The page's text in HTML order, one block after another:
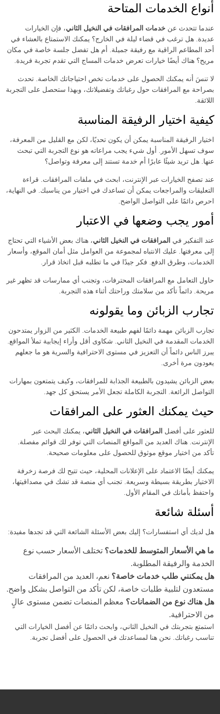
أنواع الخدمات المتاحة
عندما تتحدث عن خدمات المرافقات في النخيل الثاني، فإن الخيارات
عديدة. هل ترغب في قضاء ليلة في الخارج؟ يمكنك الاستمتاع بالعشاء في
أحد المطاعم الراقية مع رفيقة جميلة. أم هل تفضل جلسة خاصة في مكان
مريح؟ هناك أيضًا خيارات تعرض خدمات المساج التي تقدم تجربة فريدة.
لا تنسَ أنه يمكنك الحصول على خدمات تخص احتياجاتك الخاصة. تحدث
بصراحة مع المرافقات حول رغباتك وتفضيلاتك، وبهذا ستحصل على التجربة
اللائقة.
كيفية اختيار الرفيقة المناسبة
اختيار الرفيقة المناسبة يمكن أن يكون تحديًا، لكن مع القليل من المعرفة،
سوف تسهل الأمور. أول شيء يجب مراعاته هو نوع التجربة التي تبحث
عنها. هل تريد شيئًا عابرًا أم خدمة تستند إلى معرفة وتواصل؟
عند تصفح الخيارات عبر الإنترنت، ابحث في ملفات المرافقات. قراءة
التعليقات والمراجعات يمكن أن تساعدك في اختيار من يناسبك. في النهاية،
احرص دائمًا على التواصل الواضح.
أمور يجب وضعها في الاعتبار
عند التفكير في المرافقات في النخيل الثاني، هناك بعض الأشياء التي تحتاج
إلى معرفتها. عليك الانتباه لمجموعة من العوامل مثل أمان الموقع، وأسعار
الخدمات، وطرق الدفع. فكر جيدًا في ما تطلبه قبل اتخاذ قرار.
حاول التعامل مع المرافقات المحترفات، وتجنب أي ممارسات قد تظهر غير
مريحة. دائماً تأكد من سلامتك وراحتك أثناء هذه التجربة.
تجارب الزبائن وما يقولونه
تجارب الزبائن مهمة دائمًا لفهم طبيعة الخدمات. الكثير من الزوار يمتدحون
الخدمات المقدمة في النخيل الثاني. شكاوى أقل وأراء إيجابية تملأ المواقع.
يبرز الناس دائماً أن التعزيز في مستوى الاحترافية والسرية هو ما جعلهم
يعودون مرة أخرى.
بعض الزبائن يشيدون بالطبيعة الجذابة للمرافقات، وكيف يتمتعون بمهارات
التواصل الرائعة. التجربة الكاملة تجعل الأمر يستحق كل جهد.
حيث يمكنك العثور على المرافقات
للعثور على أفضل المرافقات في النخيل الثاني، يمكنك البحث عبر
الإنترنت. هناك العديد من المواقع المنصات التي توفر لك قوائم مفصلة.
تأكد من اختيار موقع موثوق للحصول على معلومات صحيحة.
يمكنك أيضًا الاعتماد على الإعلانات المحلية، حيث تتيح لك فرصة زخرفة
الاختيار بطريقة بسيطة وسريعة. تجنب أي منصة قد تشك في مصداقيتها،
واحتفظ بأمانك في المقام الأول.
أسئلة شائعة
هل لديك أي استفسارات؟ إليك بعض الأسئلة الشائعة التي قد تجدها مفيدة:
ما هي الأسعار المتوسط للخدمات؟ تختلف الأسعار حسب نوع
الخدمة والرفيقة المطلوبة.
هل يمكنني طلب خدمات خاصة؟ نعم، العديد من المرافقات
مستعدون لتلبية طلبات خاصة، لكن تأكد من التواصل بشكل واضح.
هل هناك نوع من الضمانات؟ معظم المنصات تضمن مستوى عالٍ
من الاحترافية.
استمتع بتجربتك في النخيل الثاني، وابحث دائمًا عن أفضل الخيارات التي
تناسب رغباتك. نحن هنا لمساعدتك في الحصول على أفضل تجربة.